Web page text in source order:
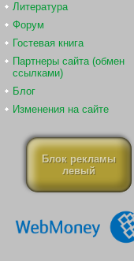
Литература
Форум
Гостевая книга
Партнеры сайта (обмен
ссылками)
Блог
Изменения на сайте
Блок рекламы
левый